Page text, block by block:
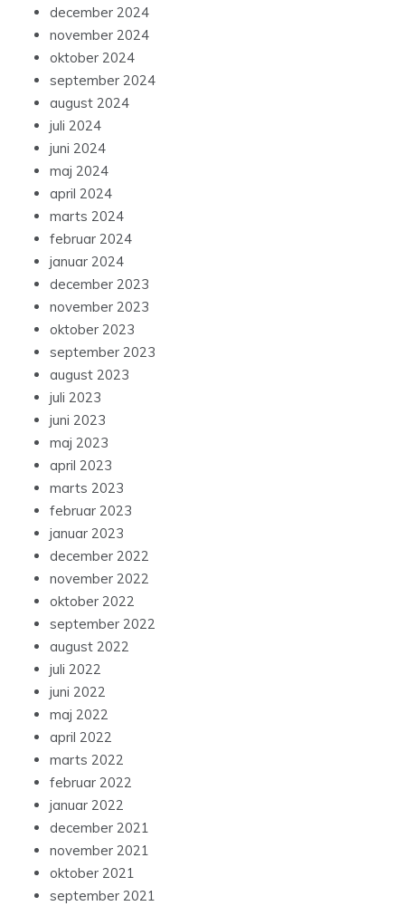
december 2024
november 2024
oktober 2024
september 2024
august 2024
juli 2024
juni 2024
maj 2024
april 2024
marts 2024
februar 2024
januar 2024
december 2023
november 2023
oktober 2023
september 2023
august 2023
juli 2023
juni 2023
maj 2023
april 2023
marts 2023
februar 2023
januar 2023
december 2022
november 2022
oktober 2022
september 2022
august 2022
juli 2022
juni 2022
maj 2022
april 2022
marts 2022
februar 2022
januar 2022
december 2021
november 2021
oktober 2021
september 2021